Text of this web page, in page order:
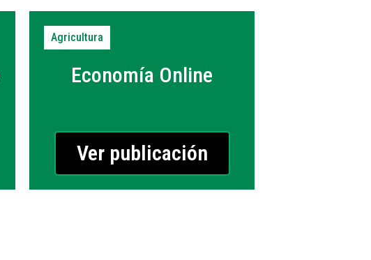
Agricultura
Economía Online
Ver publicación